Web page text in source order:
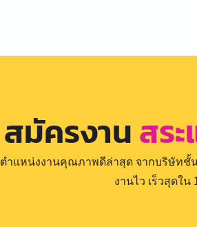
มัครงานสร
ตำแหน่งงานคุณภาพดีล่าสุด จากบริษัท
งานไว เร็วสุดใ